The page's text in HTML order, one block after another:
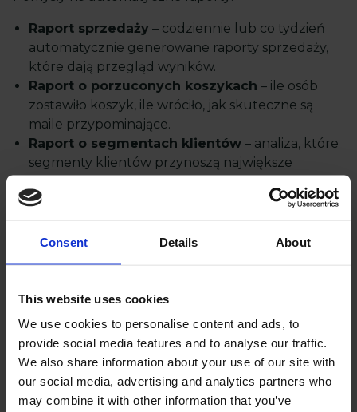
Consent Details About
This website uses cookies
We use cookies to personalise content and ads, to
provide social media features and to analyse our traffic.
We also share information about your use of our site with
our social media, advertising and analytics partners who
may combine it with other information that you’ve
Raport sprzedaży – codziennie lub co tydzień
automatycznie generowane raporty sprzedaży,
które dają przegląd wyników.
Raport o porzuconych koszykach – ile osób
zostawiło koszyk, ile wróciło, jak skuteczne są
maile przypominające.
Raport o segmentach klientów – analiza, które
segmenty klientów przynoszą największe
Magento 2?
regularne generowanie raportów. Możesz również
korzystać z dodatkowych modułów, które dają
bardziej rozbudowane opcje analizy.
5. Integracja z mediami społecznościowymi